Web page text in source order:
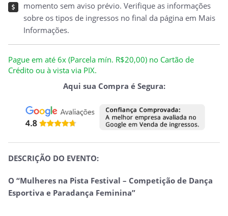
momento sem aviso prévio. Verifique as informações
sobre os tipos de ingressos no final da página em Mais
Informações.
Pague em até 6x (Parcela mín. R$20,00) no Cartão de
Crédito ou à vista via PIX.
Aqui sua Compra é Segura:
DESCRIÇÃO DO EVENTO:
O “Mulheres na Pista Festival – Competição de Dança
Esportiva e Paradança Feminina”